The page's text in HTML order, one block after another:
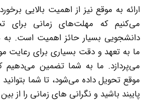
ارائه به موقع نیز از اهمیت بالایی
می‌کنیم که مهلت‌های زمانی برای
دانشجویی بسیار حائز اهمیت است. به
ما به تعهد و دقت بسیاری برای رعایت
می‌پردازد. ما به شما تضمین می‌دهیم
موقع تحویل داده می‌شود، تا شما بتوانید
پایبند باشید و نگرانی های زمانی را از